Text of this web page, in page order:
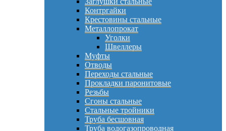
Контргайки
Крестовины стальные
Металлопрокат
Уголки
Швеллеры
Муфты
Отводы
Переходы стальные
Прокладки паронитовые
Резьбы
Сгоны стальные
Стальные тройники
Труба бесшовная
Труба водогазопроводная